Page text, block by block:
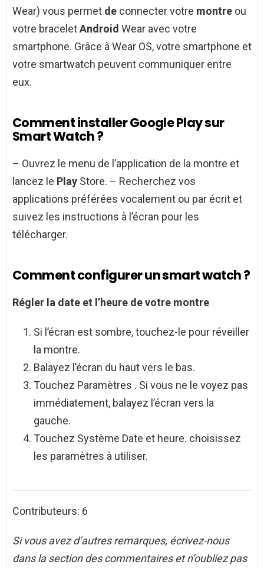
Wear) vous permet de connecter votre montre ou
votre braceletAndroid Wear avec votre
smartphone. Grâce à Wear OS, votre smartphone et
votre smartwatch peuvent communiquer entre
eux.
Comment installer Google Play sur
Smart Watch ?
– Ouvrez le menu de l’application de la montre et
lancez le Play Store. – Recherchez vos
applications préférées vocalement ou par écrit et
suivez les instructions à l’écran pour les
télécharger.
Comment configurer un smart watch ?
Régler la date et l’heure de votre montre
Si l’écran est sombre, touchez-le pour réveiller
la montre.
Balayez l’écran du haut vers le bas.
Touchez Paramètres . Si vous ne le voyez pas
immédiatement, balayez l’écran vers la
gauche.
Touchez Système Date et heure. choisissez
les paramètres à utiliser.
Contributeurs: 6
Si vous avez d’autres remarques, écrivez-nous
dans la section des commentaires et n’oubliez pas